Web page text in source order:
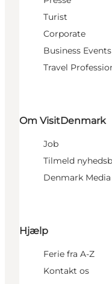
Turist
Corporate
Business
Travel
Om VisitDenmark
Job
Tilmeld
Denmark
Hjælp
Ferie fra A-Z
Kontakt os